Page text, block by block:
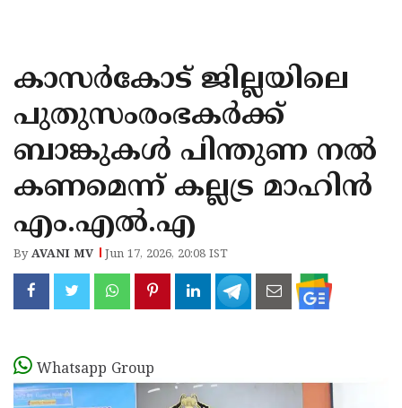
KANNUR
KASARAGOD
കാസർകോട് ജില്ലയിലെ
പുതുസംരംഭകർക്ക്
ബാങ്കുകൾ പിന്തുണ നൽ
കണമെന്ന് കല്ലട്ര മാഹിൻ
എം.എൽ.എ
ByAVANI MV Jun 17, 2026, 20:08 IST
Whatsapp Group